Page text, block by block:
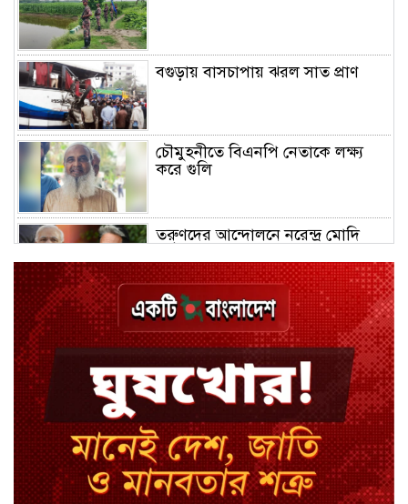
বগুড়ায় বাসচাপায় ঝরল সাত প্রাণ
চৌমুহনীতে বিএনপি নেতাকে লক্ষ্য
করে গুলি
তরুণদের আন্দোলনে নরেন্দ্র মোদি
রাষ্ট্রপতি নির্বাচনের ভোটার তালিকা
ইসিতে
দেশে ফিরলে হাসিনাকে যেতে হবে
জেলে: সোহেল তাজ
খোকসায় পরিচয় নিশ্চিত করে বিএনপি